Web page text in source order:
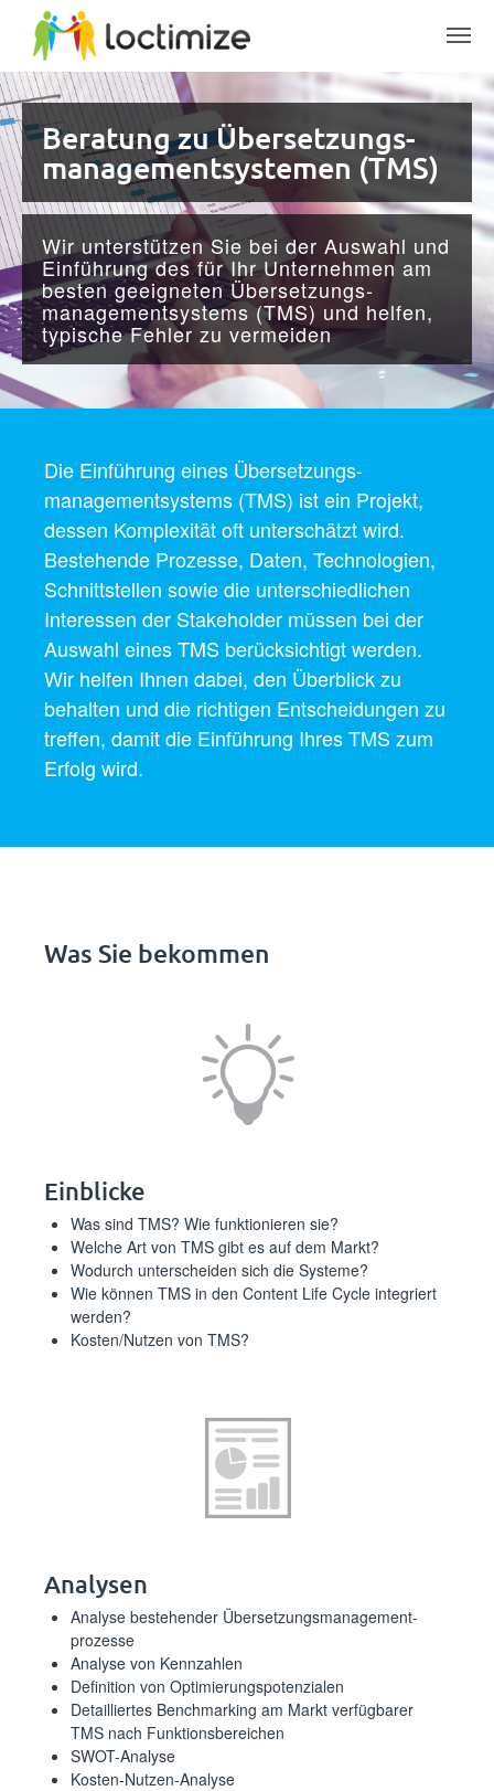
Skip to main content
Beratung zu Übersetzungs­
management­systemen (TMS)
Wir unterstützen Sie bei der Auswahl und
Einführung des für Ihr Unternehmen am
besten geeigneten Übersetzungs­
management­systems (TMS) und helfen,
typische Fehler zu vermeiden
Die Einführung eines Übersetzungs­
management­systems (TMS) ist ein Projekt,
dessen Komplexität oft unterschätzt wird.
Bestehende Prozesse, Daten, Technologien,
Schnittstellen sowie die unterschiedlichen
Interessen der Stakeholder müssen bei der
Auswahl eines TMS berücksichtigt werden.
Wir helfen Ihnen dabei, den Überblick zu
behalten und die richtigen Entscheidungen zu
treffen, damit die Einführung Ihres TMS zum
Erfolg wird.
Was Sie bekommen
Einblicke
Was sind TMS? Wie funktionieren sie?
Welche Art von TMS gibt es auf dem Markt?
Wodurch unterscheiden sich die Systeme?
Wie können TMS in den Content Life Cycle integriert
werden?
Kosten/Nutzen von TMS?
Analysen
Analyse bestehender Übersetzungs­management­
prozesse
Analyse von Kennzahlen
Definition von Optimierungspotenzialen
Detailliertes Benchmarking am Markt verfügbarer
TMS nach Funktionsbereichen
SWOT-Analyse
Kosten-Nutzen-Analyse